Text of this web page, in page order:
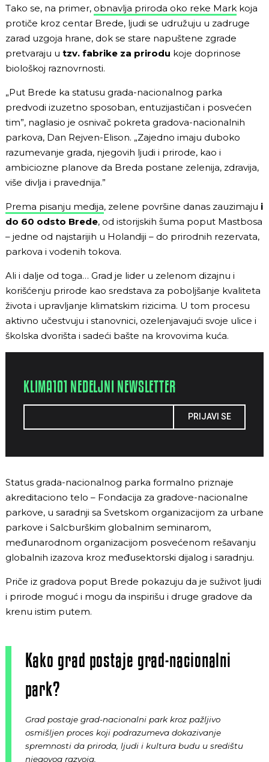
Tako se, na primer, obnavlja priroda oko reke Mark koja
protiče kroz centar Brede, ljudi se udružuju u zadruge
zarad uzgoja hrane, dok se stare napuštene zgrade
pretvaraju u tzv. fabrike za prirodu koje doprinose
biološkoj raznovrnosti.
„Put Brede ka statusu grada-nacionalnog parka
predvodi izuzetno sposoban, entuzijastičan i posvećen
tim”, naglasio je osnivač pokreta gradova-nacionalnih
parkova, Dan Rejven-Elison. „Zajedno imaju duboko
razumevanje grada, njegovih ljudi i prirode, kao i
ambiciozne planove da Breda postane zelenija, zdravija,
više divlja i pravednija.”
Prema pisanju medija, zelene površine danas zauzimaju i
do 60 odsto Brede, od istorijskih šuma poput Mastbosa
– jedne od najstarijih u Holandiji – do prirodnih rezervata,
parkova i vodenih tokova.
Ali i dalje od toga… Grad je lider u zelenom dizajnu i
korišćenju prirode kao sredstava za poboljšanje kvaliteta
života i upravljanje klimatskim rizicima. U tom procesu
aktivno učestvuju i stanovnici, ozelenjavajući svoje ulice i
školska dvorišta i sadeći bašte na krovovima kuća.
KLIMA101 NEDELJNI NEWSLETTER
PRIJAVI SE
Status grada-nacionalnog parka formalno priznaje
akreditaciono telo – Fondacija za gradove-nacionalne
parkove, u saradnji sa Svetskom organizacijom za urbane
parkove i Salcburškim globalnim seminarom,
međunarodnom organizacijom posvećenom rešavanju
globalnih izazova kroz međusektorski dijalog i saradnju.
Priče iz gradova poput Brede pokazuju da je suživot ljudi
i prirode moguć i mogu da inspirišu i druge gradove da
krenu istim putem.
Kako grad postaje grad-nacionalni
park?
Grad postaje grad-nacionalni park kroz pažljivo
osmišljen proces koji podrazumeva dokazivanje
spremnosti da priroda, ljudi i kultura budu u središtu
njegovog razvoja.